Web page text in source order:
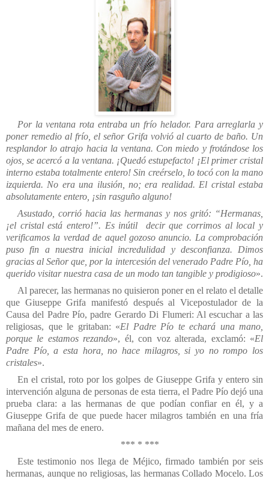
Por la ventana rota entraba un frío helador. Para arreglarla y
poner remedio al frío, el señor Grifa volvió al cuarto de baño. Un
resplandor lo atrajo hacia la ventana. Con miedo y frotándose los
ojos, se acercó a la ventana. ¡Quedó estupefacto! ¡El primer cristal
interno estaba totalmente entero! Sin creérselo, lo tocó con la mano
izquierda. No era una ilusión, no; era realidad. El cristal estaba
absolutamente entero, ¡sin rasguño alguno!
Asustado, corrió hacia las hermanas y nos gritó: “Hermanas,
¡el cristal está entero!”. Es inútil decir que corrimos al local y
verificamos la verdad de aquel gozoso anuncio. La comprobación
puso fin a nuestra inicial incredulidad y desconfianza. Dimos
gracias al Señor que, por la intercesión del venerado Padre Pío, ha
querido visitar nuestra casa de un modo tan tangible y prodigioso».
Al parecer, las hermanas no quisieron poner en el relato el detalle
que Giuseppe Grifa manifestó después al Vicepostulador de la
Causa del Padre Pío, padre Gerardo Di Flumeri: Al escuchar a las
religiosas, que le gritaban: «El Padre Pío te echará una mano,
porque le estamos rezando», él, con voz alterada, exclamó: «El
Padre Pío, a esta hora, no hace milagros, si yo no rompo los
cristales».
En el cristal, roto por los golpes de Giuseppe Grifa y entero sin
intervención alguna de personas de esta tierra, el Padre Pío dejó una
prueba clara: a las hermanas de que podían confiar en él, y a
Giuseppe Grifa de que puede hacer milagros también en una fría
mañana del mes de enero.
*** * ***
Este testimonio nos llega de Méjico, firmado también por seis
hermanas, aunque no religiosas, las hermanas Collado Mocelo. Los